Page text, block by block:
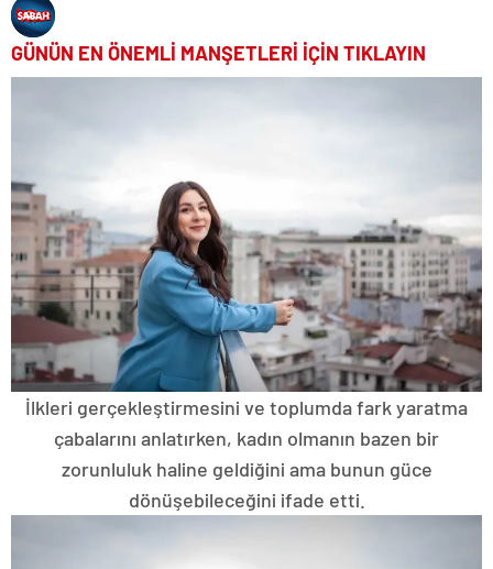
GÜNÜN EN ÖNEMLİ MANŞETLERİ İÇİN TIKLAYIN
İlkleri gerçekleştirmesini ve toplumda fark yaratma
çabalarını anlatırken, kadın olmanın bazen bir
zorunluluk haline geldiğini ama bunun güce
dönüşebileceğini ifade etti.